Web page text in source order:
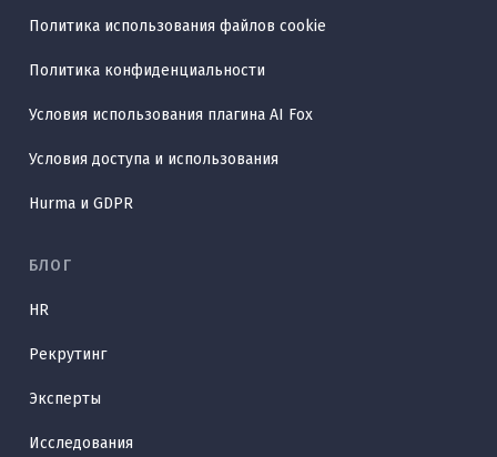
Политика использования файлов cookie
Политика конфиденциальности
Условия использования плагина AI Fox
Условия доступа и использования
Hurma и GDPR
БЛОГ
HR
Рекрутинг
Эксперты
Исследования